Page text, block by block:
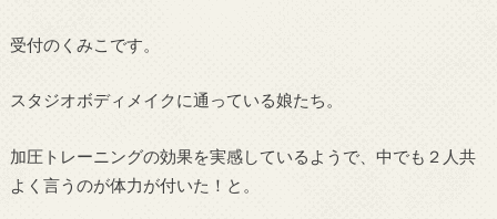
受付のくみこです。
スタジオボディメイクに通っている娘たち。
加圧トレーニングの効果を実感しているようで、中でも２人共
よく言うのが体力が付いた！と。